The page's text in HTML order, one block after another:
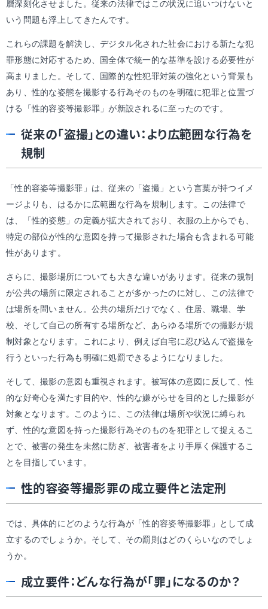
層深刻化させました。従来の法律ではこの状況に追いつけないと
いう問題も浮上してきたんです。
これらの課題を解決し、デジタル化された社会における新たな犯
罪形態に対応するため、国全体で統一的な基準を設ける必要性が
高まりました。そして、国際的な性犯罪対策の強化という背景も
あり、性的な姿態を撮影する行為そのものを明確に犯罪と位置づ
ける「性的容姿等撮影罪」が新設されるに至ったのです。
従来の「盗撮」との違い：より広範囲な行為を
規制
「性的容姿等撮影罪」は、従来の「盗撮」という言葉が持つイメ
ージよりも、はるかに広範囲な行為を規制します。この法律で
は、「性的姿態」の定義が拡大されており、衣服の上からでも、
特定の部位が性的な意図を持って撮影された場合も含まれる可能
性があります。
さらに、撮影場所についても大きな違いがあります。従来の規制
が公共の場所に限定されることが多かったのに対し、この法律で
は場所を問いません。公共の場所だけでなく、住居、職場、学
校、そして自己の所有する場所など、あらゆる場所での撮影が規
制対象となります。これにより、例えば自宅に忍び込んで盗撮を
行うといった行為も明確に処罰できるようになりました。
そして、撮影の意図も重視されます。被写体の意図に反して、性
的な好奇心を満たす目的や、性的な嫌がらせを目的とした撮影が
対象となります。このように、この法律は場所や状況に縛られ
ず、性的な意図を持った撮影行為そのものを犯罪として捉えるこ
とで、被害の発生を未然に防ぎ、被害者をより手厚く保護するこ
とを目指しています。
性的容姿等撮影罪の成立要件と法定刑
では、具体的にどのような行為が「性的容姿等撮影罪」として成
立するのでしょうか。そして、その罰則はどのくらいなのでしょ
うか。
成立要件：どんな行為が「罪」になるのか？